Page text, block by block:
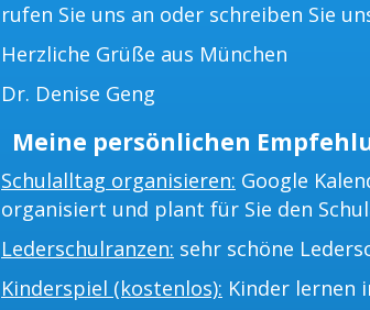
rufen Sie uns an oder schreiben Sie
Herzliche Grüße aus München
Dr. Denise Geng
Meine persönlichen
Schulalltag organisieren: Google
organisiert und plant für Sie den
Lederschulranzen: sehr schöne
Kinderspiel (kostenlos): Kinder lernen